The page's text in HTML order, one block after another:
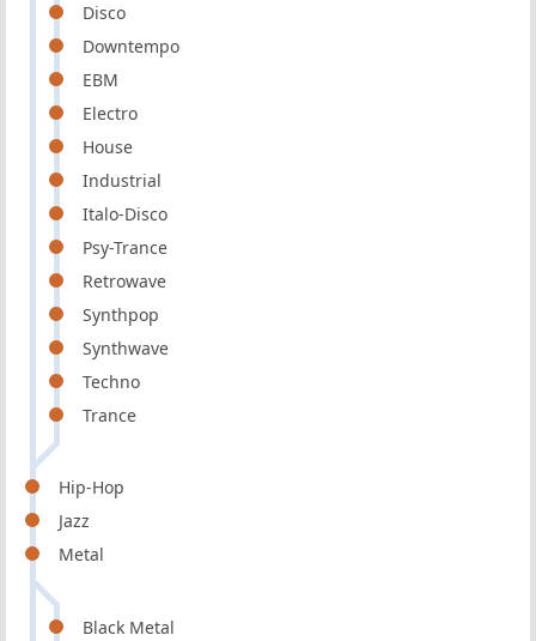
Disco
Downtempo
EBM
Electro
House
Industrial
Italo-Disco
Psy-Trance
Retrowave
Synthpop
Synthwave
Techno
Trance
Hip-Hop
Jazz
Metal
Black Metal